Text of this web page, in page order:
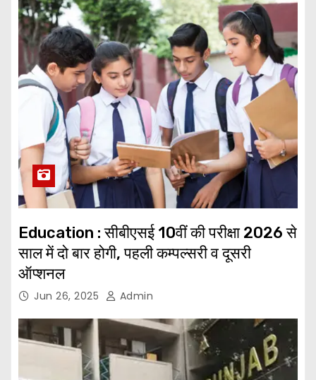
Education : सीबीएसई 10वीं की परीक्षा 2026 से
साल में दो बार होगी, पहली कम्‍पल्‍सरी व दूसरी
ऑप्शनल
Jun 26, 2025 Admin